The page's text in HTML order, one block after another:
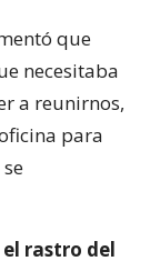
que
necesitaba
a reunirnos,
para
el rastro del